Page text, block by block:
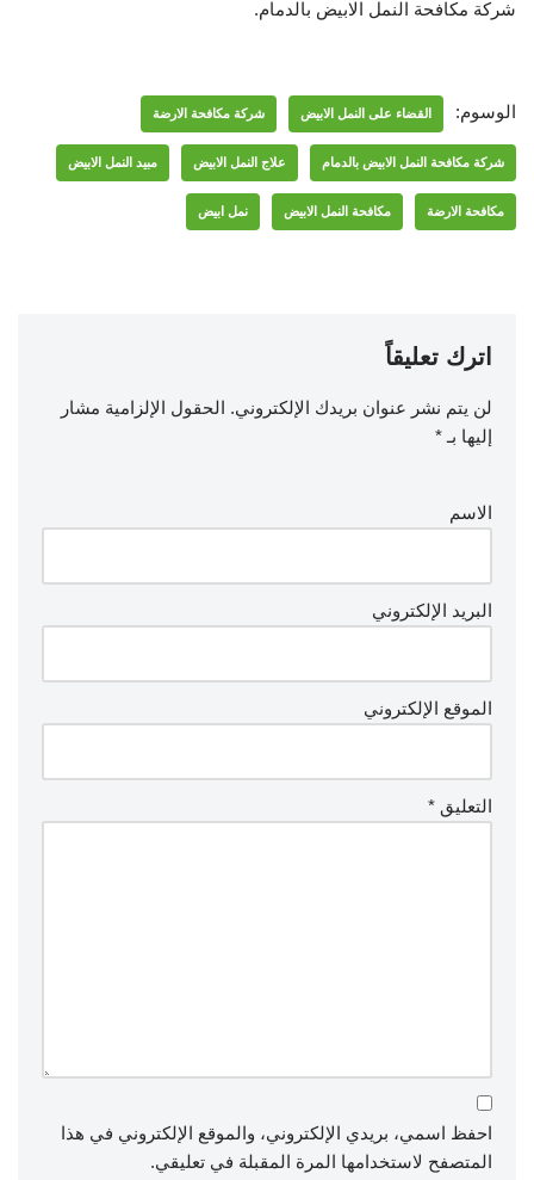
شركة مكافحة النمل الابيض بالدمام.
الوسوم: القضاء على النمل الابيض شركة مكافحة الارضة
شركة مكافحة النمل الابيض بالدمام علاج النمل الابيض مبيد النمل الابيض
مكافحة الارضة مكافحة النمل الابيض نمل ابيض
اترك تعليقاً
لن يتم نشر عنوان بريدك الإلكتروني. الحقول الإلزامية مشار
إليها بـ*
الاسم
البريد الإلكتروني
الموقع الإلكتروني
التعليق *
احفظ اسمي، بريدي الإلكتروني، والموقع الإلكتروني في هذا
المتصفح لاستخدامها المرة المقبلة في تعليقي.